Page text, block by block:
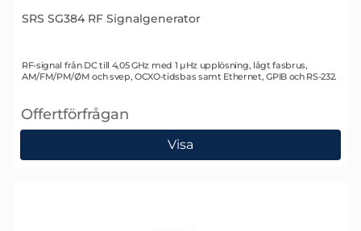
SRS SG384 RF Signalgenerator
Art. nr 1528
RF-signal från DC till 4,05 GHz med 1 µHz upplösning, lågt fasbrus,
AM/FM/PM/ØM och svep, OCXO-tidsbas samt Ethernet, GPIB och RS-232.
Offertförfrågan
, SRS SG384 RF Signalgenerator
Visa